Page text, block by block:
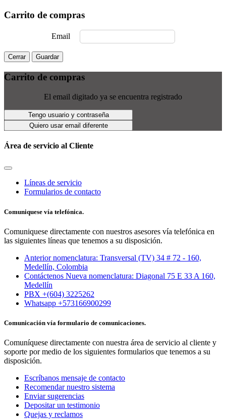
Carrito de compras
Email
Cerrar Guardar
Carrito de compras
El email digitado ya se encuentra registrado
Tengo usuario y contraseña
Quiero usar email diferente
Área de servicio al Cliente
Líneas de servicio
Formularios de contacto
Comuniquese vía telefónica.
Comuniquese directamente con nuestros asesores vía telefónica en
las siguientes líneas que tenemos a su disposición.
Anterior nomenclatura: Transversal (TV) 34 # 72 - 160,
Medellín, Colombia
Contáctenos Nueva nomenclatura: Diagonal 75 E 33 A 160,
Medellín
PBX +(604) 3225262
Whatsapp +573166900299
Comunicación vía formulario de comunicaciones.
Comuníquese directamente con nuestra área de servicio al cliente y
soporte por medio de los siguientes formularios que tenemos a su
disposición.
Escríbanos mensaje de contacto
Recomendar nuestro sistema
Enviar sugerencias
Depositar un testimonio
Quejas y reclamos